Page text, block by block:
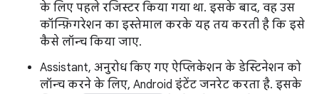
के लिए पहले रजिस्टर किया गया था. इसके बाद, वह उस
कॉन्फ़िगरेशन का इस्तेमाल करके यह तय करती है कि इसे
कैसे लॉन्च किया जाए.
Assistant, अनुरोध किए गए ऐप्लिकेशन के डेस्टिनेशन को
लॉन्च करने के लिए, Android इंटेंट जनरेट करता है. इसके